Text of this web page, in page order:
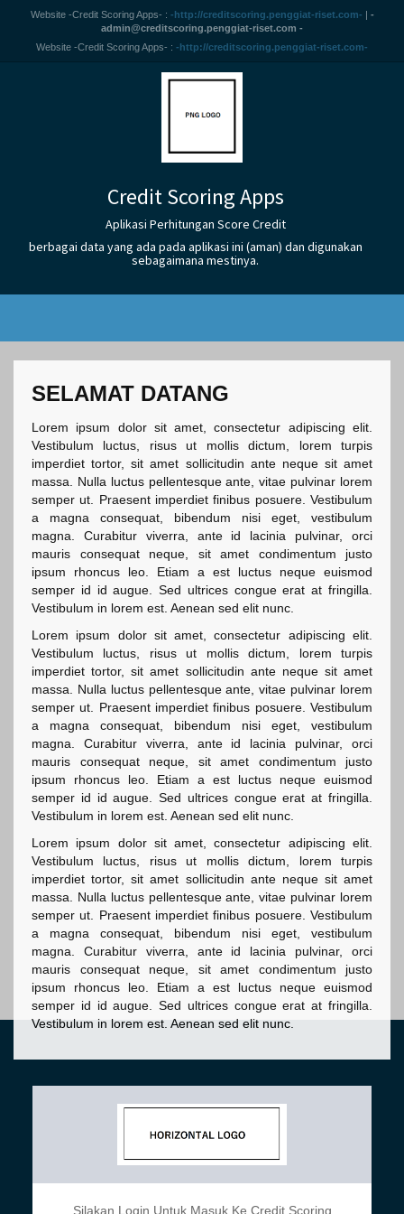
Website -Credit Scoring Apps- : -http://creditscoring.penggiat-riset.com- | -
admin@creditscoring.penggiat-riset.com -
Website -Credit Scoring Apps- : -http://creditscoring.penggiat-riset.com-
Credit Scoring Apps
Aplikasi Perhitungan Score Credit
berbagai data yang ada pada aplikasi ini (aman) dan digunakan
sebagaimana mestinya.
SELAMAT DATANG
Lorem ipsum dolor sit amet, consectetur adipiscing elit.
Vestibulum luctus, risus ut mollis dictum, lorem turpis
imperdiet tortor, sit amet sollicitudin ante neque sit amet
massa. Nulla luctus pellentesque ante, vitae pulvinar lorem
semper ut. Praesent imperdiet finibus posuere. Vestibulum
a magna consequat, bibendum nisi eget, vestibulum
magna. Curabitur viverra, ante id lacinia pulvinar, orci
mauris consequat neque, sit amet condimentum justo
ipsum rhoncus leo. Etiam a est luctus neque euismod
semper id id augue. Sed ultrices congue erat at fringilla.
Vestibulum in lorem est. Aenean sed elit nunc.
Lorem ipsum dolor sit amet, consectetur adipiscing elit.
Vestibulum luctus, risus ut mollis dictum, lorem turpis
imperdiet tortor, sit amet sollicitudin ante neque sit amet
massa. Nulla luctus pellentesque ante, vitae pulvinar lorem
semper ut. Praesent imperdiet finibus posuere. Vestibulum
a magna consequat, bibendum nisi eget, vestibulum
magna. Curabitur viverra, ante id lacinia pulvinar, orci
mauris consequat neque, sit amet condimentum justo
ipsum rhoncus leo. Etiam a est luctus neque euismod
semper id id augue. Sed ultrices congue erat at fringilla.
Vestibulum in lorem est. Aenean sed elit nunc.
Lorem ipsum dolor sit amet, consectetur adipiscing elit.
Vestibulum luctus, risus ut mollis dictum, lorem turpis
imperdiet tortor, sit amet sollicitudin ante neque sit amet
massa. Nulla luctus pellentesque ante, vitae pulvinar lorem
semper ut. Praesent imperdiet finibus posuere. Vestibulum
a magna consequat, bibendum nisi eget, vestibulum
magna. Curabitur viverra, ante id lacinia pulvinar, orci
mauris consequat neque, sit amet condimentum justo
ipsum rhoncus leo. Etiam a est luctus neque euismod
semper id id augue. Sed ultrices congue erat at fringilla.
Vestibulum in lorem est. Aenean sed elit nunc.
Silakan Login Untuk Masuk Ke Credit Scoring